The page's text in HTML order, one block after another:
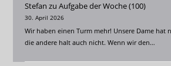
Stefan zuAufgabe der Woche (100)
30. April 2026
Wir haben einen Turm mehr! Unsere Dame hat
die andere halt auch nicht. Wenn wir den…